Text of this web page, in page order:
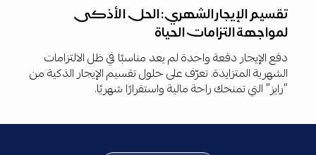
تقسيم الإيجار الشهري: الحل الأذكى
لمواجهة التزامات الحياة
دفع الإيجار دفعة واحدة لم يعد مناسبًا في ظل الالتزامات
الشهرية المتزايدة. تعرّف على حلول تقسيم الإيجار الذكية من
“رايز” التي تمنحك راحة مالية واستقرارًا شهريًا.